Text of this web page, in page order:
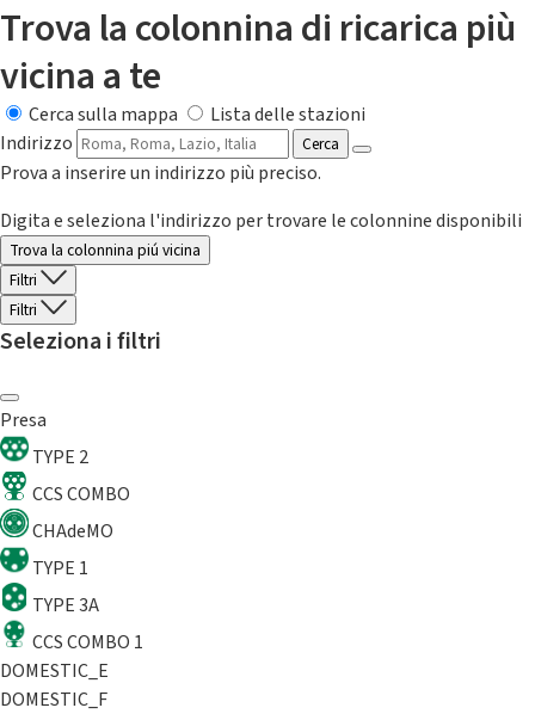
Trova la colonnina di ricarica più
vicina a te
Cerca sulla mappa
Lista delle stazioni
Indirizzo
Cerca
Prova a inserire un indirizzo più preciso.
Digita e seleziona l'indirizzo per trovare le colonnine disponibili
Trova la colonnina piú vicina
Filtri
Filtri
Seleziona i filtri
Presa
TYPE 2
CCS COMBO
CHAdeMO
TYPE 1
TYPE 3A
CCS COMBO 1
DOMESTIC_E
DOMESTIC_F